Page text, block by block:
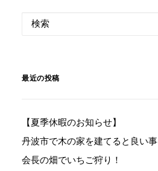
最近の投稿
【夏季休暇のお知らせ】
丹波市で木の家を建てると良い事
会長の畑でいちご狩り！